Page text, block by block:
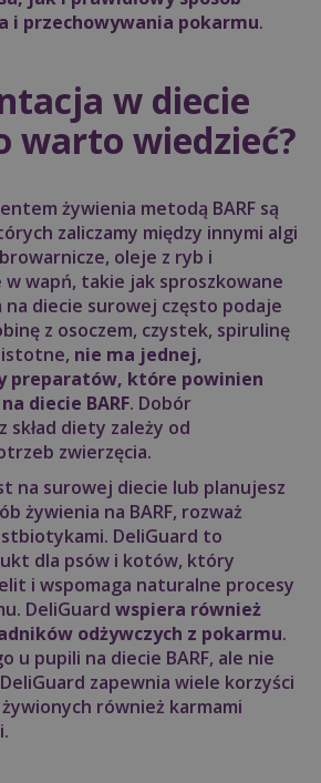
i przechowywania pokarmu.
w diecie
warto wiedzieć?
żywienia metodą BARF są
zaliczamy między innymi algi
oleje z ryb i
wapń, takie jak sproszkowane
na diecie surowej często podaje
z osoczem, czystek, spirulinę
istotne, nie ma jednej,
preparatów, które powinien
diecie BARF. Dobór
diety zależy od
zwierzęcia.
na surowej diecie lub planujesz
żywienia na BARF, rozważ
DeliGuard to
dla psów i kotów, który
i wspomaga naturalne procesy
DeliGuard wspiera również
odżywczych z pokarmu.
u pupili na diecie BARF, ale nie
zapewnia wiele korzyści
również karmami